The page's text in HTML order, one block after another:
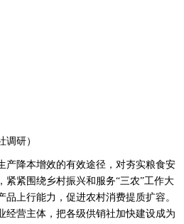
研）
降本增效的有效途径，对夯实粮食安
紧围绕乡村振兴和服务“三农”工作大
上行能力，促进农村消费提质扩容。
经营主体，把各级供销社加快建设成为